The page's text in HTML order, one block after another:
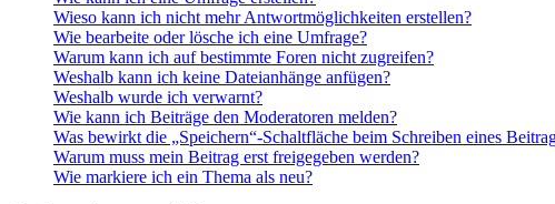
Wieso kann ich nicht mehr Antwortmöglichkeiten erstellen?
Wie bearbeite oder lösche ich eine Umfrage?
Warum kann ich auf bestimmte Foren nicht zugreifen?
Weshalb kann ich keine Dateianhänge anfügen?
Weshalb wurde ich verwarnt?
Wie kann ich Beiträge den Moderatoren melden?
Was bewirkt die „Speichern“-Schaltfläche beim Schreiben eines
Warum muss mein Beitrag erst freigegeben werden?
Wie markiere ich ein Thema als neu?